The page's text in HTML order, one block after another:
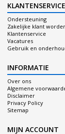
KLANTENSERVICE
Ondersteuning
Zakelijke klant
Klantenservice
Vacatures
Gebruik en
INFORMATIE
Over ons
Algemene
Disclaimer
Privacy Policy
Sitemap
MIJN ACCOUNT